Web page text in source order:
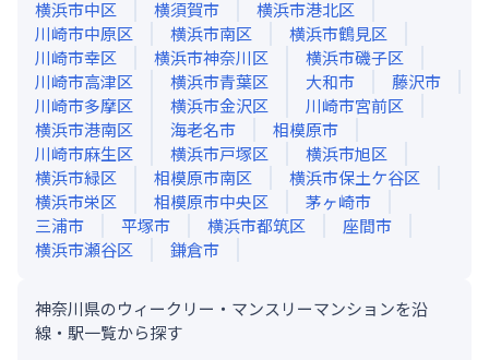
横浜市中区
横須賀市
横浜市港北区
川崎市中原区
横浜市南区
横浜市鶴見区
川崎市幸区
横浜市神奈川区
横浜市磯子区
川崎市高津区
横浜市青葉区 大和市
藤沢市
川崎市多摩区
横浜市金沢区
川崎市宮前区
横浜市港南区
海老名市
相模原市
川崎市麻生区
横浜市戸塚区
横浜市旭区
横浜市緑区
相模原市南区
横浜市保土ケ谷区
横浜市栄区
相模原市中央区
茅ヶ崎市
三浦市
平塚市 横浜市都筑区
座間市
横浜市瀬谷区
鎌倉市
神奈川県のウィークリー・マンスリーマンションを沿
線・駅一覧から探す